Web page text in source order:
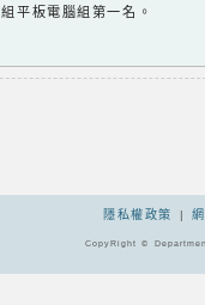
組平板電腦組第一名。
隱私權政策 |
CopyRight ©